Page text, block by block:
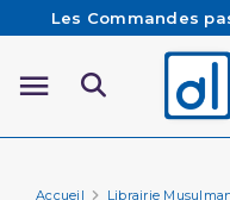
Les Commandes
sont préparées
Besoin
Livraison
Accueil Librairie